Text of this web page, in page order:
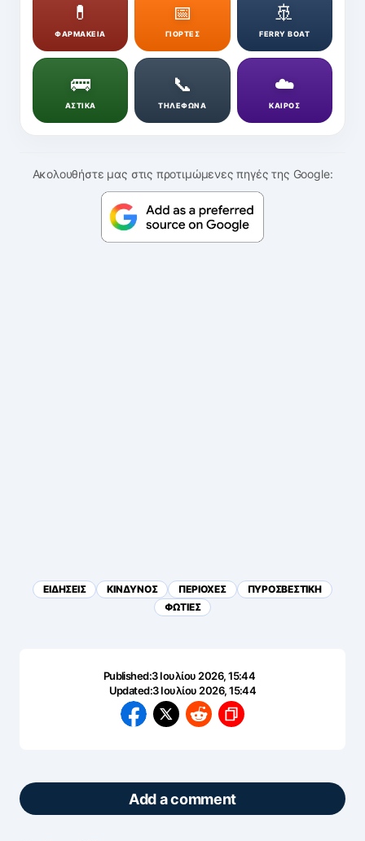
💊
ΦΑΡΜΑΚΕΙΑ
📅
ΓΙΟΡΤΕΣ
🚢
FERRY BOAT
🚌
ΑΣΤΙΚΑ
📞
ΤΗΛΕΦΩΝΑ
☁️
ΚΑΙΡΟΣ
Ακολουθήστε μας στις προτιμώμενες πηγές της Google:
ΕΙΔΗΣΕΙΣ ΚΙΝΔΥΝΟΣ ΠΕΡΙΟΧΕΣ
ΠΥΡΟΣΒΕΣΤΙΚΗ
ΦΩΤΙΕΣ
Published:3 Ιουλίου 2026, 15:44
Updated:3 Ιουλίου 2026, 15:44
Add a comment